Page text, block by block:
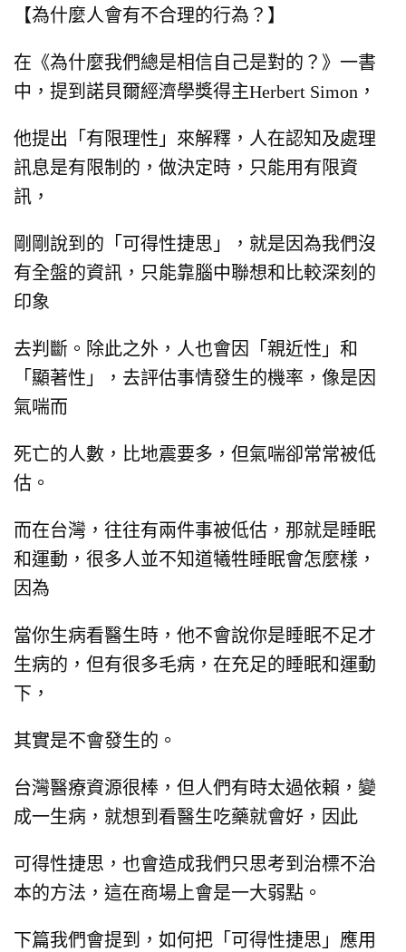
【為什麼人會有不合理的行為？】
在《為什麼我們總是相信自己是對的？》一書
中， 提到諾貝爾經濟學獎得主Herbert Simon，
他提出「有限理性」來解釋， 人在認知及處理
訊息是有限制的， 做決定時，只能用有限資
訊，
剛剛說到的「可得性捷思」， 就是因為我們沒
有全盤的資訊， 只能靠腦中聯想和比較深刻的
印象
去判斷。 除此之外，人也會因「親近性」和
「顯著性」， 去評估事情發生的機率， 像是因
氣喘而
死亡的人數，比地震要多， 但氣喘卻常常被低
估。
而在台灣，往往有兩件事被低估， 那就是睡眠
和運動， 很多人並不知道犧牲睡眠會怎麼樣，
因為
當你生病看醫生時， 他不會說你是睡眠不足才
生病的， 但有很多毛病，在充足的睡眠和運動
下，
其實是不會發生的。
台灣醫療資源很棒，但人們有時太過依賴， 變
成一生病，就想到看醫生吃藥就會好， 因此
可得性捷思， 也會造成我們只思考到治標不治
本的方法， 這在商場上會是一大弱點。
下篇我們會提到， 如何把「可得性捷思」應用